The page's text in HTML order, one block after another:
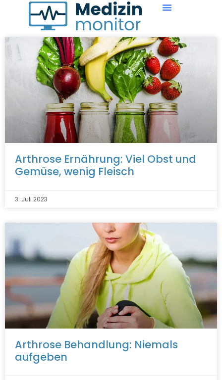
Arthrose Ernährung: Viel Obst und
Gemüse, wenig Fleisch
3. Juli 2023
Arthrose Behandlung: Niemals
aufgeben